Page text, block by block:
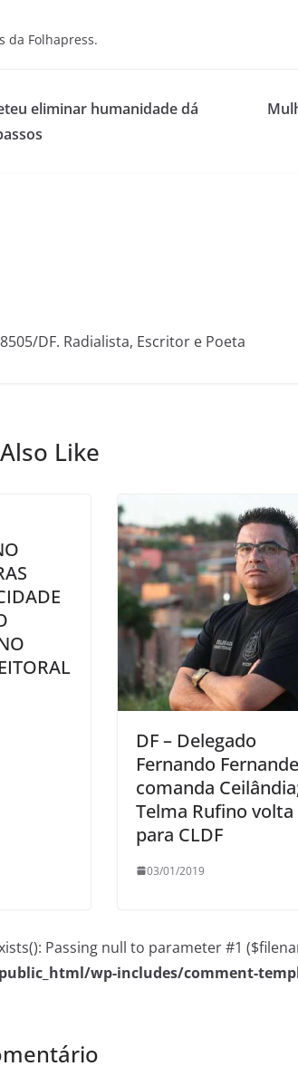
da Folhapress.
eliminar humanidade dá
DF. Radialista, Escritor e Poeta
Like
DF – Delegado
Fernando
comanda
Telma Rufino volta
para CLDF
03/01/2019
Passing null to parameter #1
wp-includes/comment-